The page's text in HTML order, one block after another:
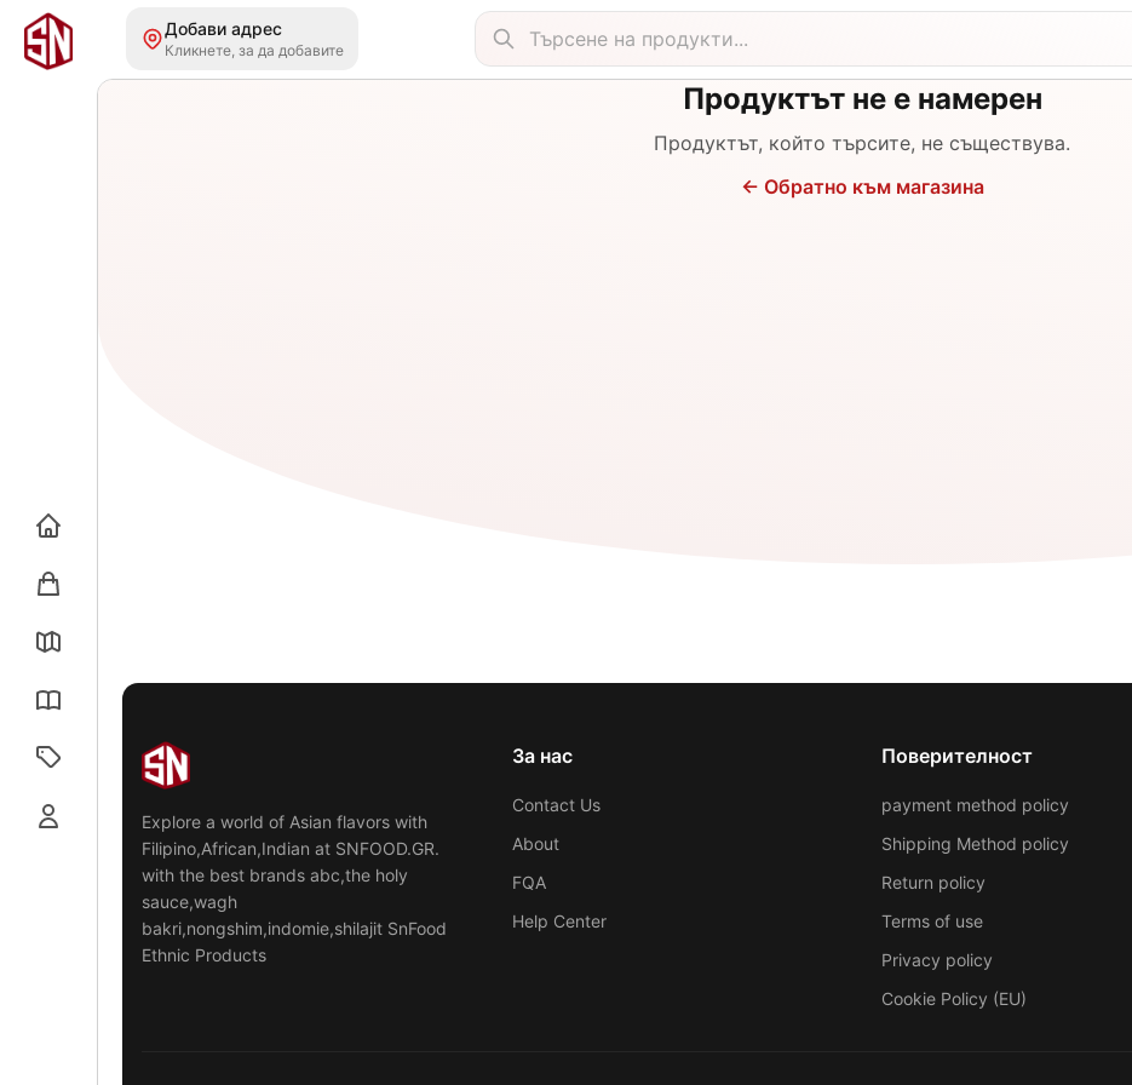
Добави адрес
Кликнете, за да добавите
Продуктът не е намерен
Продуктът, който търсите, не съществува.
← Обратно към магазина
Explore a world of Asian flavors with
Filipino,African,Indian at SNFOOD.GR.
with the best brands abc,the holy
sauce,wagh
bakri,nongshim,indomie,shilajit SnFood
Ethnic Products
За нас
Contact Us
About
FQA
Help Center
Поверителност
payment method policy
Shipping Method policy
Return policy
Terms of use
Privacy policy
Cookie Policy (EU)